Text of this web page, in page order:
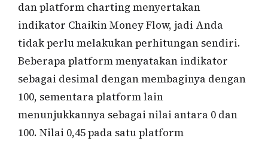
dan platform charting menyertakan
indikator Chaikin Money Flow, jadi Anda
tidak perlu melakukan perhitungan sendiri.
Beberapa platform menyatakan indikator
sebagai desimal dengan membaginya dengan
100, sementara platform lain
menunjukkannya sebagai nilai antara 0 dan
100. Nilai 0,45 pada satu platform